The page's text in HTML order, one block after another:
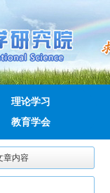
理论学习
教育学会
章内容